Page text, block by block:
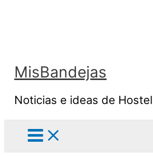
MisBandejas
Noticias e ideas de